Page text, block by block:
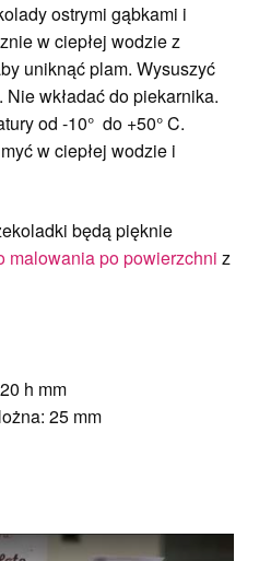
ostrymi gąbkami i
w ciepłej wodzie z
uniknąć plam. Wysuszyć
wkładać do piekarnika.
od -10° do +50° C.
w ciepłej wodzie i
będą pięknie
malowania po powierzchni z
h mm
25 mm